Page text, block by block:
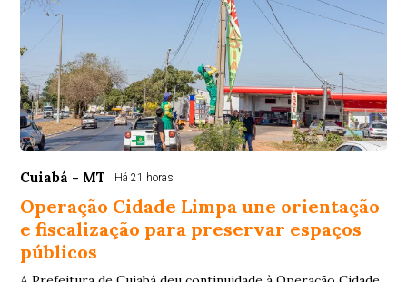
Cuiabá - MT Há 21 horas
Operação Cidade Limpa une orientação
e fiscalização para preservar espaços
públicos